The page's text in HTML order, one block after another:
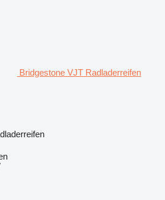
Bridgestone VJT Radladerreifen